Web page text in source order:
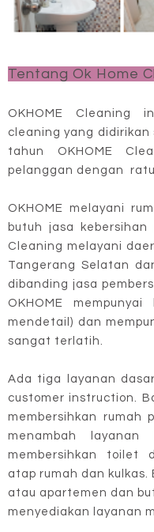
Tentang Ok Home
OKHOME Cleaning
cleaning yang didirikan
tahun OKHOME
pelanggan dengan
OKHOME melayani
butuh jasa kebersihan
Cleaning melayani
Tangerang Selatan
dibanding jasa
OKHOME
mendetail) dan
sangat terlatih.
Ada tiga layanan
customer instruction.
membersihkan rumah
menambah
membersihkan toilet
atap rumah dan kulkas.
atau apartemen dan
menyediakan layanan